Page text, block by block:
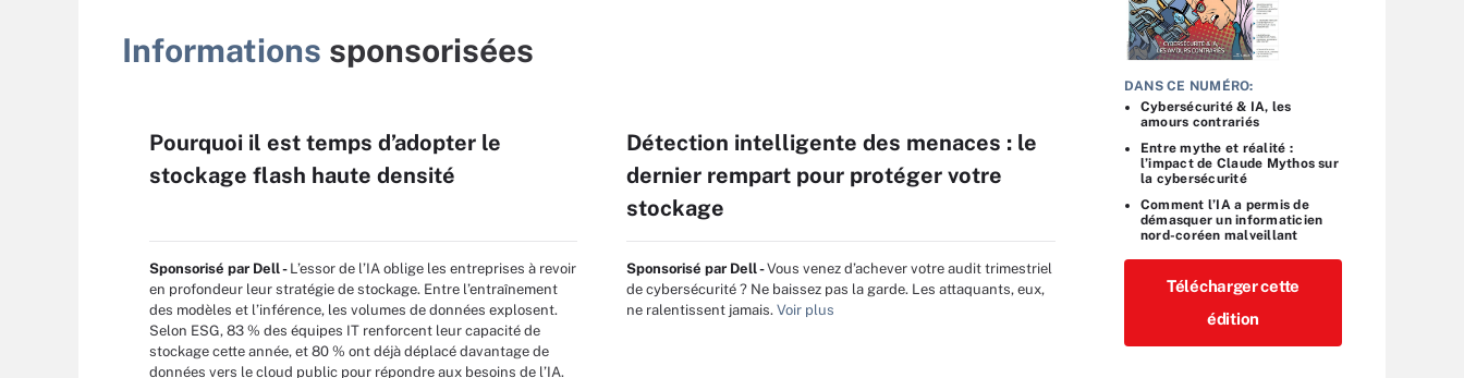
DANS CE NUMÉRO:
Cybersécurité & IA, les
amours contrariés
Entre mythe et réalité :
l’impact de Claude Mythos sur
la cybersécurité
Comment l’IA a permis de
démasquer un informaticien
nord-coréen malveillant
Télécharger cette
édition
Informations sponsorisées
Pourquoi il est temps d’adopter le
stockage flash haute densité
Sponsorisé par Dell - L’essor de l’IA oblige les entreprises à revoir
en profondeur leur stratégie de stockage. Entre l’entraînement
des modèles et l’inférence, les volumes de données explosent.
Selon ESG, 83 % des équipes IT renforcent leur capacité de
stockage cette année, et 80 % ont déjà déplacé davantage de
données vers le cloud public pour répondre aux besoins de l’IA.
Détection intelligente des menaces : le
dernier rempart pour protéger votre
stockage
Sponsorisé par Dell -Vous venez d’achever votre audit trimestriel
de cybersécurité ? Ne baissez pas la garde. Les attaquants, eux,
ne ralentissent jamais. Voir plus